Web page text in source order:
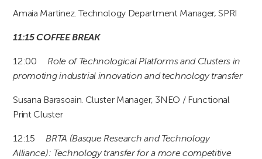
Amaia Martinez. Technology Department Manager, SPRI
11:15 COFFEE BREAK
12:00 Role of Technological Platforms and Clusters in
promoting industrial innovation and technology transfer
Susana Barasoain. Cluster Manager, 3NEO / Functional
Print Cluster
12:15 BRTA (Basque Research and Technology
Alliance): Technology transfer for a more competitive